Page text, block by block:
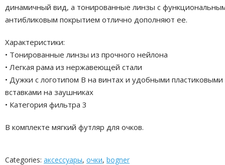
динамичный вид, а тонированные линзы с
антибликовым покрытием отлично дополняют ее.
Характеристики:
• Тонированные линзы из прочного нейлона
• Легкая рама из нержавеющей стали
• Дужки с логотипом B на винтах и удобными пластиковыми
вставками на заушниках
• Категория фильтра 3
В комплекте мягкий футляр для очков.
Categories: аксессуары, очки, bogner